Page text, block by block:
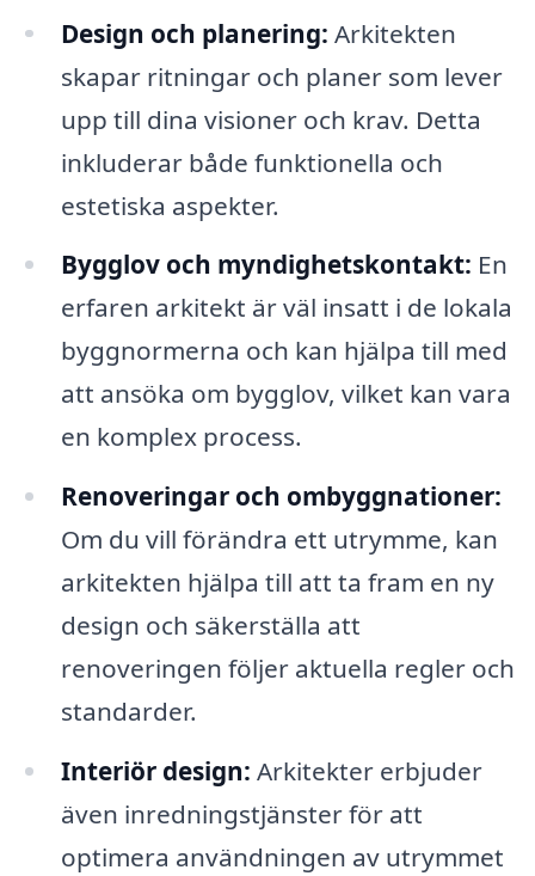
Design och planering: Arkitekten
skapar ritningar och planer som lever
upp till dina visioner och krav. Detta
inkluderar både funktionella och
estetiska aspekter.
Bygglov och myndighetskontakt: En
erfaren arkitekt är väl insatt i de lokala
byggnormerna och kan hjälpa till med
att ansöka om bygglov, vilket kan vara
en komplex process.
Renoveringar och ombyggnationer:
Om du vill förändra ett utrymme, kan
arkitekten hjälpa till att ta fram en ny
design och säkerställa att
renoveringen följer aktuella regler och
standarder.
Interiör design: Arkitekter erbjuder
även inredningstjänster för att
optimera användningen av utrymmet